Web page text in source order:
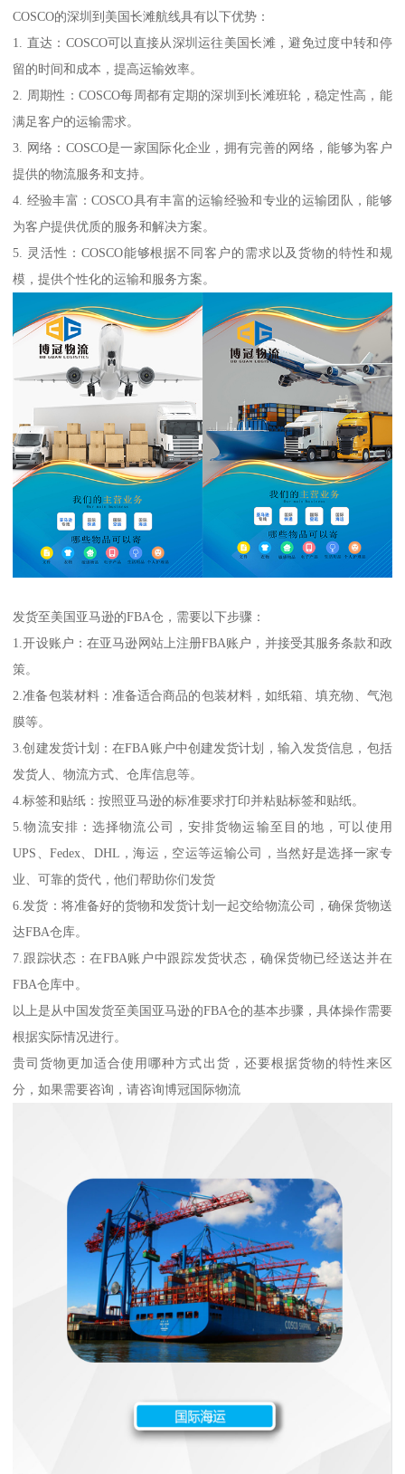
COSCO的深圳到美国长滩航线具有以下优势：
1. 直达：COSCO可以直接从深圳运往美国长滩，避免过度中转和停
留的时间和成本，提高运输效率。
2. 周期性：COSCO每周都有定期的深圳到长滩班轮，稳定性高，能
满足客户的运输需求。
3. 网络：COSCO是一家国际化企业，拥有完善的网络，能够为客户
提供的物流服务和支持。
4. 经验丰富：COSCO具有丰富的运输经验和专业的运输团队，能够
为客户提供优质的服务和解决方案。
5. 灵活性：COSCO能够根据不同客户的需求以及货物的特性和规
模，提供个性化的运输和服务方案。
发货至美国亚马逊的FBA仓，需要以下步骤：
1.开设账户：在亚马逊网站上注册FBA账户，并接受其服务条款和政
策。
2.准备包装材料：准备适合商品的包装材料，如纸箱、填充物、气泡
膜等。
3.创建发货计划：在FBA账户中创建发货计划，输入发货信息，包括
发货人、物流方式、仓库信息等。
4.标签和贴纸：按照亚马逊的标准要求打印并粘贴标签和贴纸。
5.物流安排：选择物流公司，安排货物运输至目的地，可以使用
UPS、Fedex、DHL，海运，空运等运输公司，当然好是选择一家专
业、可靠的货代，他们帮助你们发货
6.发货：将准备好的货物和发货计划一起交给物流公司，确保货物送
达FBA仓库。
7.跟踪状态：在FBA账户中跟踪发货状态，确保货物已经送达并在
FBA仓库中。
以上是从中国发货至美国亚马逊的FBA仓的基本步骤，具体操作需要
根据实际情况进行。
贵司货物更加适合使用哪种方式出货，还要根据货物的特性来区
分，如果需要咨询，请咨询博冠国际物流